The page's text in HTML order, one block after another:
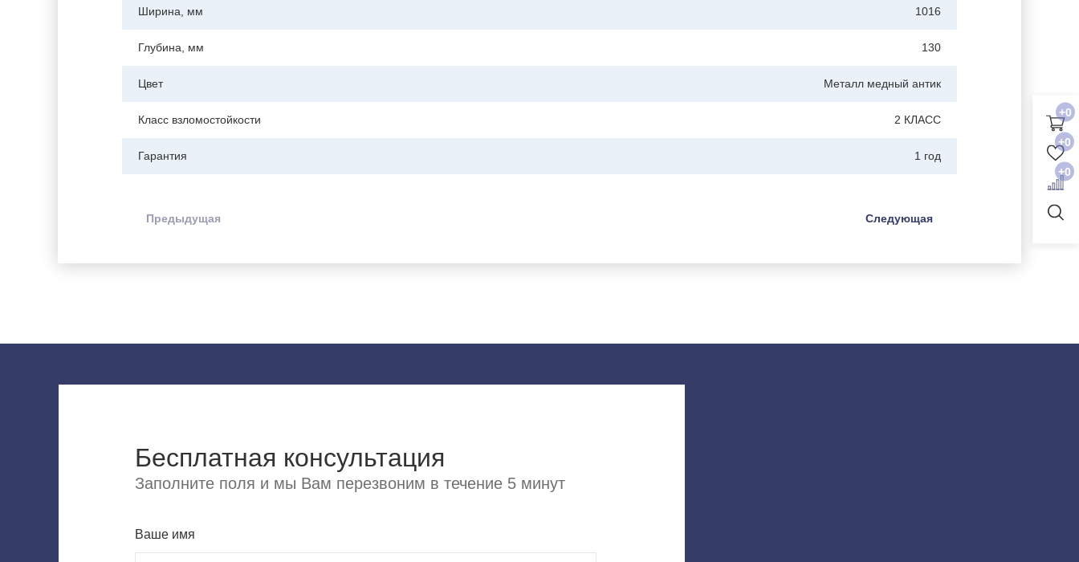
Ширина, мм 1016
Глубина, мм 130
Цвет Металл медный антик
Класс взломостойкости 2 КЛАСС
Гарантия 1 год
Предыдущая Следующая
Бесплатная консультация
Заполните поля и мы Вам перезвоним в течение 5 минут
Ваше имя
+0
+0
+0